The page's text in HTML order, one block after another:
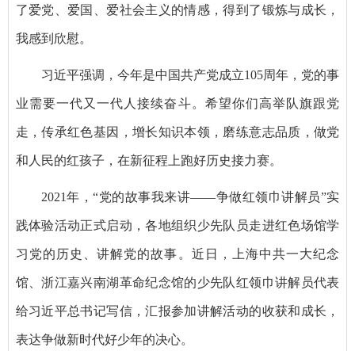
了爱党、爱国、爱社会主义的情感，得到了锻炼与成长，
我感到欣慰。
习近平强调，今年是中国共产党成立105周年，党的事
业需要一代又一代人接续奋斗。希望你们高举队旗跟党
走，传承红色基因，增长知识本领，磨练意志品质，做党
和人民的红孩子，在新征程上跑好历史接力赛。
2021年，“党的故事我来讲——争做红领巾讲解员”实
践体验活动正式启动，各地组织少先队员走进红色场馆学
习党的历史、讲解党的故事。近日，上海中共一大纪念
馆、浙江嘉兴南湖革命纪念馆的少先队红领巾讲解员代表
给习近平总书记写信，汇报参加讲解活动的收获和成长，
表达争做新时代好少年的决心。